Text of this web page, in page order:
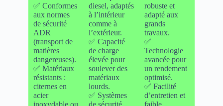
✅ Conformes
aux normes
de sécurité
ADR
(transport de
matières
dangereuses).
✅ Matériaux
résistants :
citernes en
acier
inoxydable ou
diesel, adaptés
à l’intérieur
comme à
l’extérieur.
✅ Capacité
de charge
élevée pour
soulever des
matériaux
lourds.
✅ Systèmes
de sécurité
robuste et
adapté aux
grands
travaux.
✅
Technologie
avancée pour
un rendement
optimisé.
✅ Facilité
d’entretien et
faible